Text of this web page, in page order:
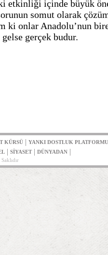
etkinliği içinde büyük
somut olarak
ki onlar Anadolu’nun
gerçek budur.
KÜRSÜ | YANKI DOSTLUK PLATFORMU
| SİYASET | DÜNYADAN |